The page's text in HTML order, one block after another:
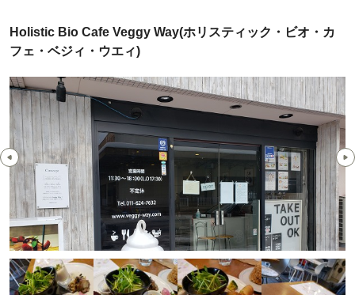
Holistic Bio Cafe Veggy Way(ホリスティック・ビオ・カ
フェ・ベジィ・ウエィ)